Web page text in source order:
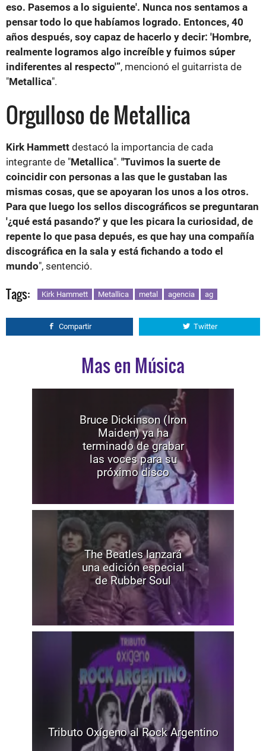
eso. Pasemos a lo siguiente'. Nunca nos sentamos a
pensar todo lo que habíamos logrado. Entonces, 40
años después, soy capaz de hacerlo y decir: 'Hombre,
realmente logramos algo increíble y fuimos súper
indiferentes al respecto'”, mencionó el guitarrista de
"Metallica".
Orgulloso de Metallica
Kirk Hammett destacó la importancia de cada
integrante de "Metallica". "Tuvimos la suerte de
coincidir con personas a las que le gustaban las
mismas cosas, que se apoyaran los unos a los otros.
Para que luego los sellos discográficos se preguntaran
'¿qué está pasando?' y que les picara la curiosidad, de
repente lo que pasa depués, es que hay una compañía
discográfica en la sala y está fichando a todo el
mundo", sentenció.
Tags: Kirk Hammett Metallica metal agencia ag
Compartir Twitter
Mas en Música
Bruce Dickinson (Iron
Maiden) ya ha
terminado de grabar
las voces para su
próximo disco
The Beatles lanzará
una edición especial
de Rubber Soul
Tributo Oxígeno al Rock Argentino